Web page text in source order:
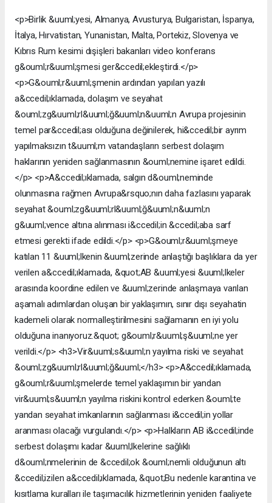
<p>Birlik &uuml;yesi, Almanya, Avusturya, Bulgaristan, İspanya,
İtalya, Hırvatistan, Yunanistan, Malta, Portekiz, Slovenya ve
Kıbrıs Rum kesimi dışişleri bakanları video konferans
g&ouml;r&uuml;şmesi ger&ccedil;ekleştirdi.</p>
<p>G&ouml;r&uuml;şmenin ardından yapılan yazılı
a&ccedil;ıklamada, dolaşım ve seyahat
&ouml;zg&uuml;rl&uuml;ğ&uuml;n&uuml;n Avrupa projesinin
temel par&ccedil;ası olduğuna değinilerek, hi&ccedil;bir ayrım
yapılmaksızın t&uuml;m vatandaşların serbest dolaşım
haklarının yeniden sağlanmasının &ouml;nemine işaret edildi.
</p> <p>A&ccedil;ıklamada, salgın d&ouml;neminde
olunmasına rağmen Avrupa&rsquo;nın daha fazlasını yaparak
seyahat &ouml;zg&uuml;rl&uuml;ğ&uuml;n&uuml;n
g&uuml;vence altına alınması i&ccedil;in &ccedil;aba sarf
etmesi gerekti ifade edildi.</p> <p>G&ouml;r&uuml;şmeye
katılan 11 &uuml;lkenin &uuml;zerinde anlaştığı başlıklara da yer
verilen a&ccedil;ıklamada, &quot;AB &uuml;yesi &uuml;lkeler
arasında koordine edilen ve &uuml;zerinde anlaşmaya varılan
aşamalı adımlardan oluşan bir yaklaşımın, sınır dışı seyahatin
kademeli olarak normalleştirilmesini sağlamanın en iyi yolu
olduğuna inanıyoruz.&quot; g&ouml;r&uuml;ş&uuml;ne yer
verildi.</p> <h3>Vir&uuml;s&uuml;n yayılma riski ve seyahat
&ouml;zg&uuml;rl&uuml;ğ&uuml;</h3> <p>A&ccedil;ıklamada,
g&ouml;r&uuml;şmelerde temel yaklaşımın bir yandan
vir&uuml;s&uuml;n yayılma riskini kontrol ederken &ouml;te
yandan seyahat imkanlarının sağlanması i&ccedil;in yollar
aranması olacağı vurgulandı.</p> <p>Halkların AB i&ccedil;inde
serbest dolaşımı kadar &uuml;lkelerine sağlıklı
d&ouml;nmelerinin de &ccedil;ok &ouml;nemli olduğunun altı
&ccedil;izilen a&ccedil;ıklamada, &quot;Bu nedenle karantina ve
kısıtlama kuralları ile taşımacılık hizmetlerinin yeniden faaliyete